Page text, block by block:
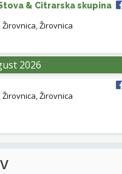
& Citrarska skupina
,Žirovnica
2026
,Žirovnica